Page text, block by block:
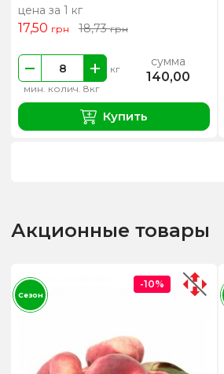
цена за 1 кг
17,50 грн 18,73грн
мин. колич. 8кг
кг сумма
140,00
Купить
Акционные товары
-10%
Сезон